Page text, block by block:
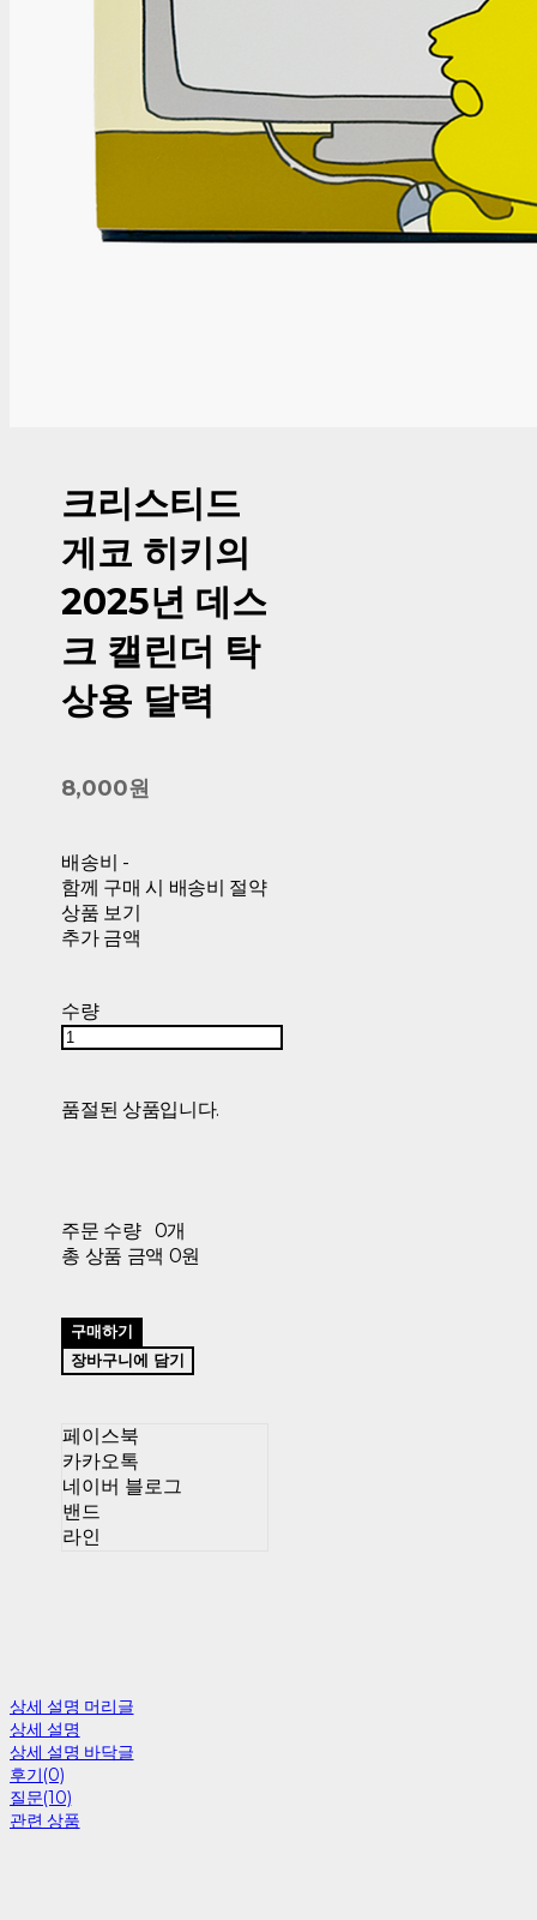
크리스티드
게코 히키의
2025년 데스
크 캘린더 탁
상용 달력
8,000원
배송비 -
함께 구매 시 배송비 절약
상품 보기
추가 금액
수량
품절된 상품입니다.
주문 수량
0개
총 상품 금액 0원
구매하기
장바구니에 담기
페이스북
카카오톡
네이버 블로그
밴드
라인
상세 설명 머리글
상세 설명
상세 설명 바닥글
후기(0)
질문(10)
관련 상품